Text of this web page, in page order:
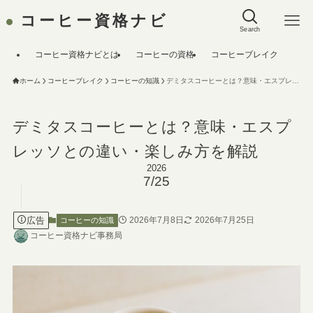
コーヒー資格ナビ Search
コーヒー資格ナビとは コーヒーの資格 コーヒーブレイク
ホーム コーヒーブレイク コーヒーの知識
デミタスコーヒーとは？意味・エスプ
レッソとの違い・楽しみ方を解説
2026
7/25
広告 コーヒーの知識 2026年7月8日
2026年7月25日
コーヒー資格ナビ事務局